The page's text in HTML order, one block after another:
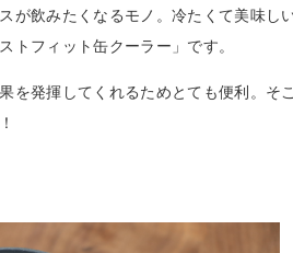
が飲みたくなるモノ。冷たくて美味し
トフィット缶クーラー」です。
を発揮してくれるためとても便利。そ